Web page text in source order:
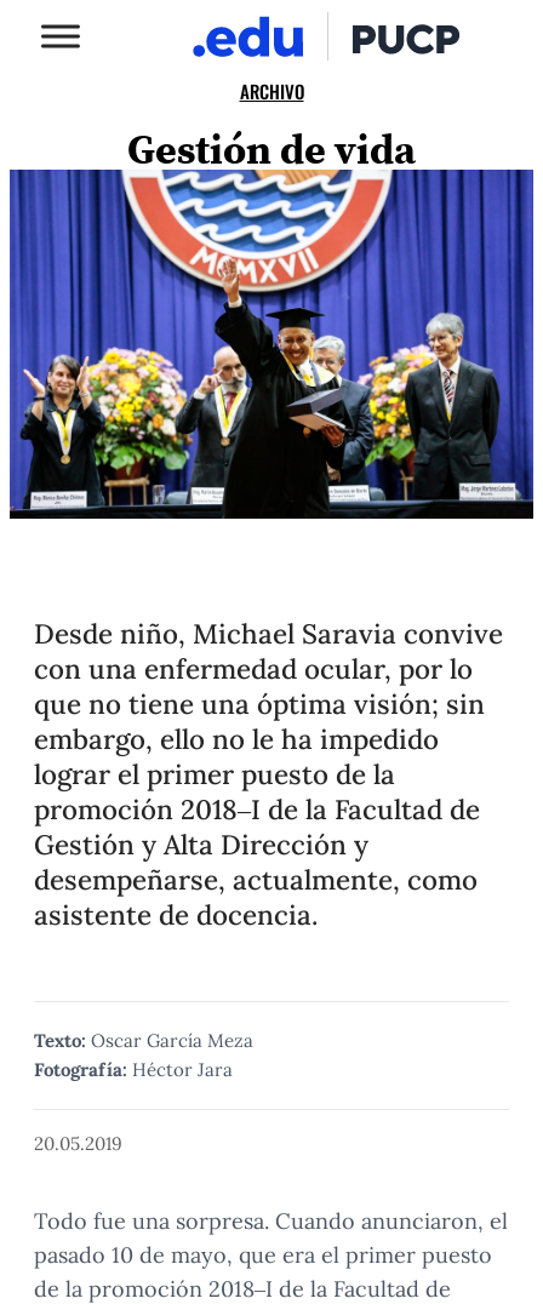
ARCHIVO
Gestión de vida
Desde niño, Michael Saravia convive
con una enfermedad ocular, por lo
que no tiene una óptima visión; sin
embargo, ello no le ha impedido
lograr el primer puesto de la
promoción 2018–I de la Facultad de
Gestión y Alta Dirección y
desempeñarse, actualmente, como
asistente de docencia.
Texto: Oscar García Meza
Fotografía: Héctor Jara
20.05.2019
Todo fue una sorpresa. Cuando anunciaron, el
pasado 10 de mayo, que era el primer puesto
de la promoción 2018–I de la Facultad de